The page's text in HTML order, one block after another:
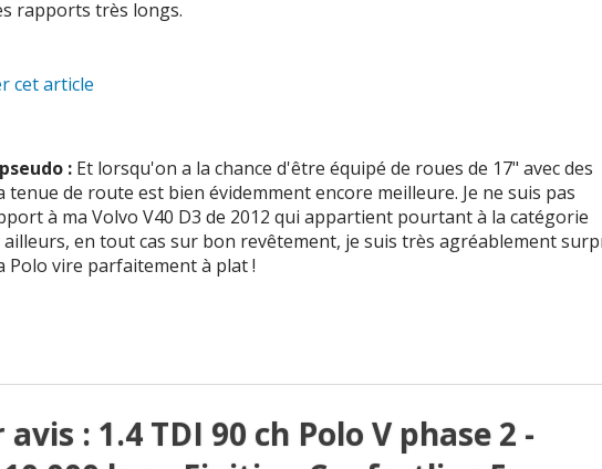
rapports très longs.
cet article
: Et lorsqu'on a la chance d'être équipé de roues de 17" avec des
tenue de route est bien évidemment encore meilleure. Je ne suis pas
à ma Volvo V40 D3 de 2012 qui appartient pourtant à la catégorie
en tout cas sur bon revêtement, je suis très agréablement
Polo vire parfaitement à plat !
: 1.4 TDI 90 ch Polo V phase 2 -